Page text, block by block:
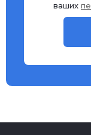
ваших